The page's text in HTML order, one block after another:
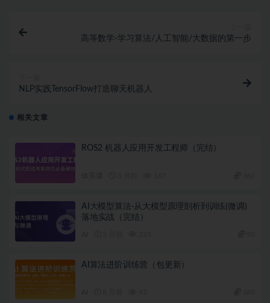
高等数学-学习算法/人工智能/大数据的第一步
NLP实践TensorFlow打造聊天机器人
相关文章
ROS2 机器人应用开发工程师（完结）
AI大模型算法-从大模型原理剖析到训练(微调)
落地实战（完结）
AI算法进阶训练营（包更新）